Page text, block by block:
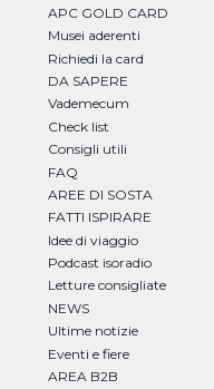
APC GOLD CARD
Musei aderenti
Richiedi la card
DA SAPERE
Vademecum
Check list
Consigli utili
FAQ
AREE DI SOSTA
FATTI ISPIRARE
Idee di viaggio
Podcast isoradio
Letture consigliate
NEWS
Ultime notizie
Eventi e fiere
AREA B2B